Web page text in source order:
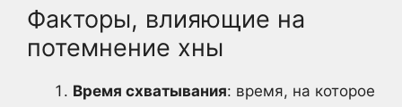
Факторы, влияющие на
потемнение хны
Время схватывания: время, на которое